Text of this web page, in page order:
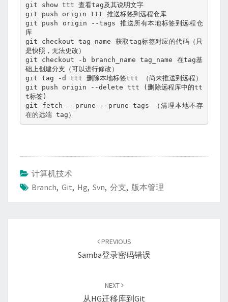
git show ttt 查看tag及其说明文字
git push origin ttt 推送标签到远程仓库
git push origin --tags 推送所有本地标签到远程仓
库
git checkout tag_name 获取tag标签对应的代码（只
是快照，无法更改）
git checkout -b branch_name tag_name 在tag基
础上创建分支（可以进行修改）
git tag -d ttt 删除本地标签ttt （尚未推送到远程）
git push origin --delete ttt (删除远程库中的tt
t标签)
git fetch --prune --prune-tags （清理本地不存
在的远端 tag）
计算机技术
Branch, Git, Hg, Svn, 分支, 版本管理
PREVIOUS
Samba登录密码错误
NEXT
从HG迁移库到Git